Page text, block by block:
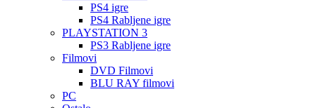
PS4 igre
PS4 Rabljene igre
PLAYSTATION 3
PS3 Rabljene igre
Filmovi
DVD Filmovi
BLU RAY filmovi
PC